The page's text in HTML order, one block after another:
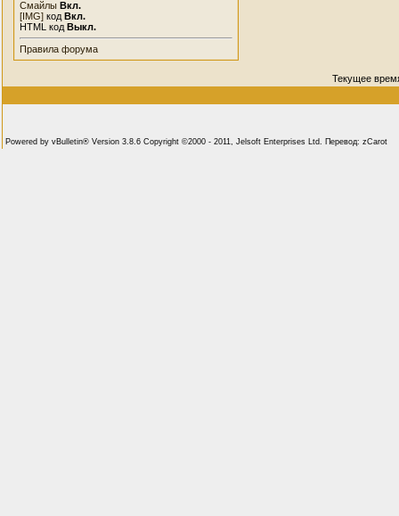
Смайлы Вкл.
[IMG] код Вкл.
HTML код Выкл.
Правила форума
Текущее
Powered by vBulletin® Version 3.8.6 Copyright ©2000 - 2011, Jelsoft Enterprises Ltd. Перевод: zCarot